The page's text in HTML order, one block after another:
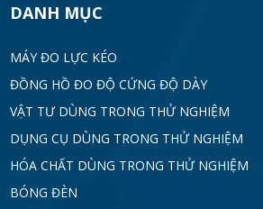
DANH MỤC
MÁY ĐO LỰC KÉO
ĐỒNG HỒ ĐO ĐỘ CỨNG ĐỘ DÀY
VẬT TƯ DÙNG TRONG THỬ NGHIỆM
DỤNG CỤ DÙNG TRONG THỬ NGHIỆM
HÓA CHẤT DÙNG TRONG THỬ NGHIỆM
BÓNG ĐÈN